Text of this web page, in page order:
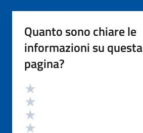
Quanto sono chiare le
informazioni su questa
pagina?
Valutazione